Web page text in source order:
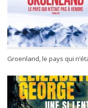
Groenland, le pays qui